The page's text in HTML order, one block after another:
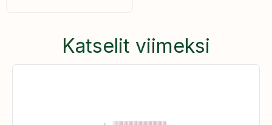
Katselit viimeksi